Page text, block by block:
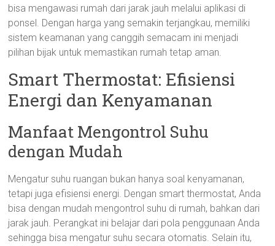
bisa mengawasi rumah dari jarak jauh melalui aplikasi di
ponsel. Dengan harga yang semakin terjangkau, memiliki
sistem keamanan yang canggih semacam ini menjadi
pilihan bijak untuk memastikan rumah tetap aman.
Smart Thermostat: Efisiensi
Energi dan Kenyamanan
Manfaat Mengontrol Suhu
dengan Mudah
Mengatur suhu ruangan bukan hanya soal kenyamanan,
tetapi juga efisiensi energi. Dengan smart thermostat, Anda
bisa dengan mudah mengontrol suhu di rumah, bahkan dari
jarak jauh. Perangkat ini belajar dari pola penggunaan Anda
sehingga bisa mengatur suhu secara otomatis. Selain itu,